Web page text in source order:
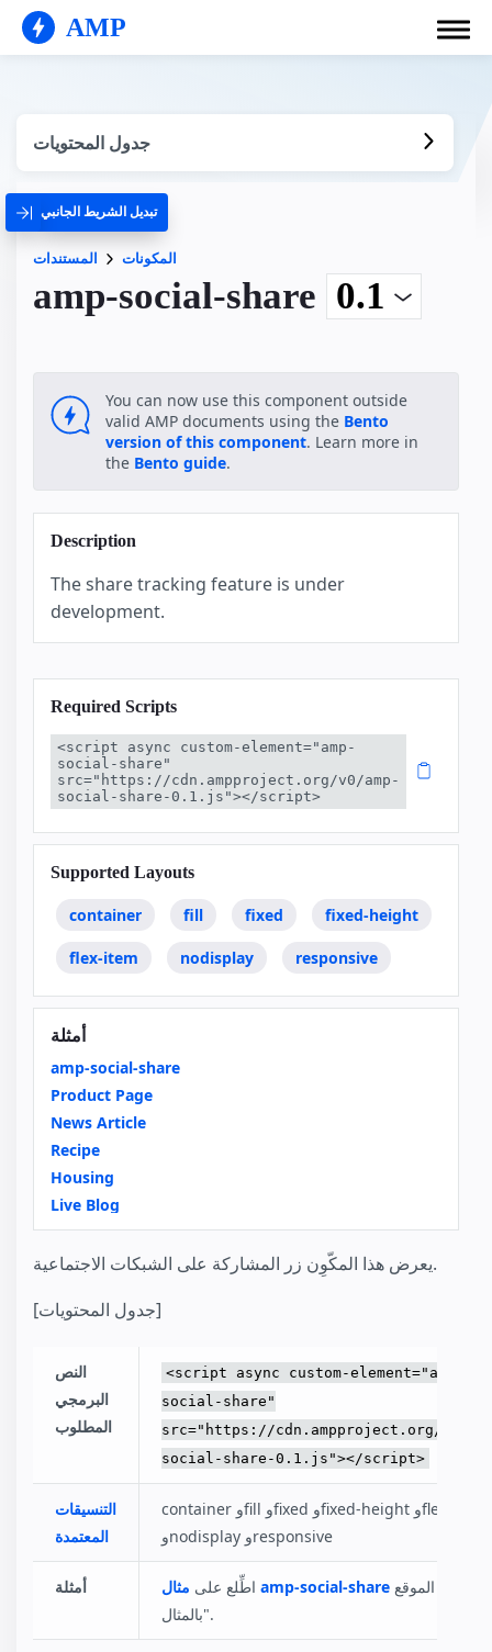
AMP
جدول المحتويات
تبديل الشريط الجانبي
المستندات المكونات
amp-social-share
You can now use this component outside
valid AMP documents using the Bento
version of this component. Learn more in
the Bento guide.
Description
The share tracking feature is under
development.
Required Scripts
<script async custom-element="amp-
social-share"
src="https://cdn.ampproject.org/v0/amp-
social-share-0.1.js"></script>
Supported Layouts
container fill fixed fixed-height
flex-item nodisplay responsive
أمثلة
amp-social-share
Product Page
News Article
Recipe
Housing
Live Blog
يعرض هذا المكّوِن زر المشاركة على الشبكات الاجتماعية.
[جدول المحتويات]
النص
البرمجي
المطلوب
<script async custom-element="amp-
social-share"
src="https://cdn.ampproject.org/v0/
social-share-0.1.js"></script>
التنسيقات
المعتمدة
container وfill وfixed وfixed-height وflex-item
وnodisplay وresponsive
أمثلة اطِّلع على مثال amp-social-share
بالمثال".